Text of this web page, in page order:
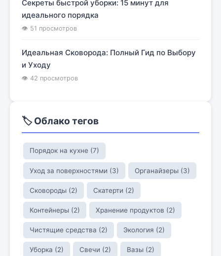
Секреты быстрой уборки: 15 минут для
идеального порядка
👁 51 просмотров
Идеальная Сковорода: Полный Гид по Выбору
и Уходу
👁 42 просмотров
🏷️ Облако тегов
Порядок на кухне (7)
Уход за поверхностями (3) Органайзеры (3)
Сковороды (2) Скатерти (2)
Контейнеры (2) Хранение продуктов (2)
Чистящие средства (2) Экология (2)
Уборка (2) Свечи (2) Вазы (2)